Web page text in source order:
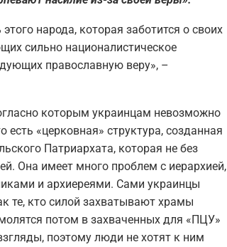
народа, которая заботится о своих
сильно националистическое
православную веру», –
которым украинцам невозможно
«церковная» структура, созданная
Патриархата, которая не без
Она имеет много проблем с иерархией,
и архиереями. Сами украинцы
те, кто силой захватывают храмы
потом в захваченных для «ПЦУ»
поэтому люди не хотят к ним